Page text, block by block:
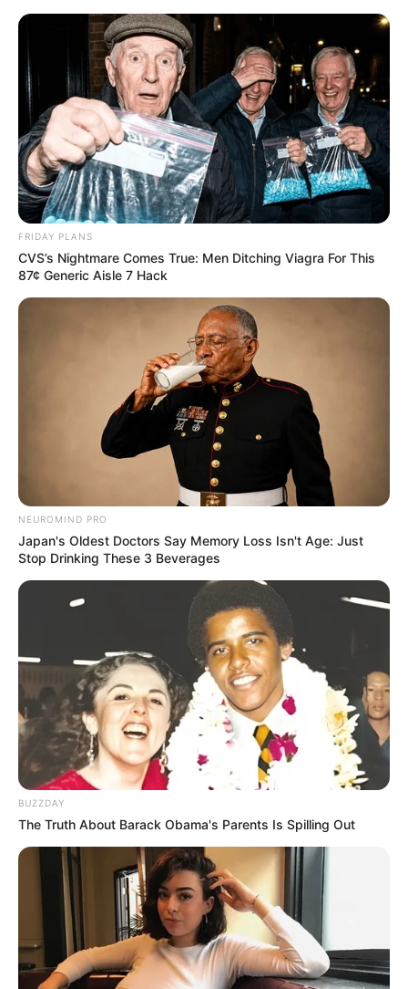
FRIDAY PLANS
CVS’s Nightmare Comes True: Men Ditching Viagra For This
87¢ Generic Aisle 7 Hack
NEUROMIND PRO
Japan's Oldest Doctors Say Memory Loss Isn't Age: Just
Stop Drinking These 3 Beverages
BUZZDAY
The Truth About Barack Obama's Parents Is Spilling Out